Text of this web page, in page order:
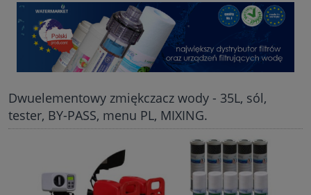
Dwuelementowy zmiękczacz wody - 35L, sól,
tester, BY-PASS, menu PL, MIXING.